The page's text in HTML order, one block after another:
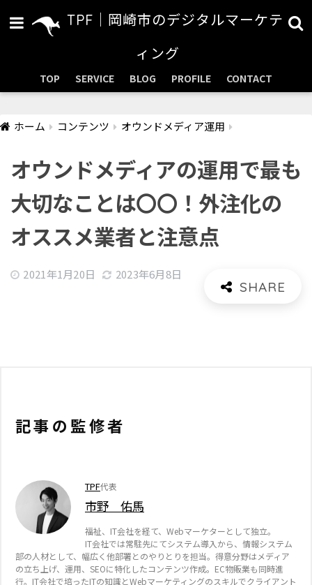
TPF｜岡崎市のデジタルマーケテ
ィング
TOP SERVICE BLOG PROFILE CONTACT
ホーム コンテンツ オウンドメディア運用
オウンドメディアの運用で最も
大切なことは〇〇！外注化の
オススメ業者と注意点
2021年1月20日 2023年6月8日
記事の監修者
TPF代表
市野 佑馬
福祉、IT会社を経て、Webマーケターとして独立。
IT会社では常駐先にてシステム導入から、情報システム
部の人材として、幅広く他部署とのやりとりを担当。得意分野はメディア
の立ち上げ、運用、SEOに特化したコンテンツ作成。EC物販業も同時進
行。IT会社で培ったITの知識とWebマーケティングのスキルでクライアント